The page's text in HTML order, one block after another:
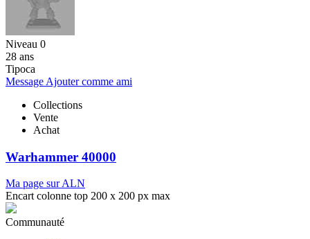
Niveau 0
28 ans
Tipoca
Message Ajouter comme ami
Collections
Vente
Achat
Warhammer 40000
Ma page sur ALN
Encart colonne top 200 x 200 px max
Communauté